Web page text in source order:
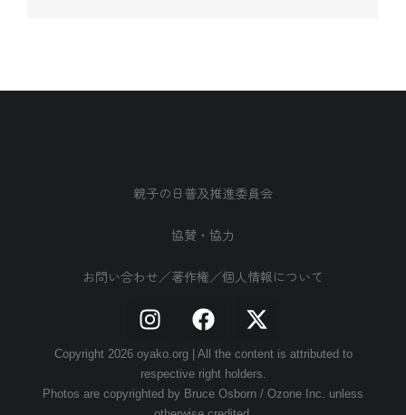
親子の日普及推進委員会
協賛・協力
お問い合わせ／著作権／個人情報について
Copyright 2026 oyako.org | All the content is attributed to
respective right holders.
Photos are copyrighted by Bruce Osborn / Ozone Inc. unless